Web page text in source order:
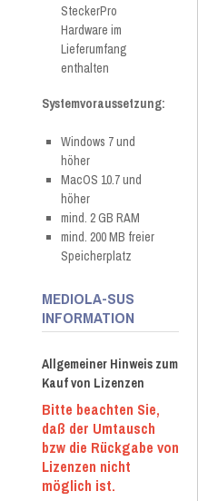
SteckerPro
Hardware im
Lieferumfang
enthalten
Systemvoraussetzung:
Windows 7 und
höher
MacOS 10.7 und
höher
mind. 2 GB RAM
mind. 200 MB freier
Speicherplatz
MEDIOLA-SUS
INFORMATION
Allgemeiner Hinweis zum
Kauf von Lizenzen
Bitte beachten Sie,
daß der Umtausch
bzw die Rückgabe von
Lizenzen nicht
möglich ist.